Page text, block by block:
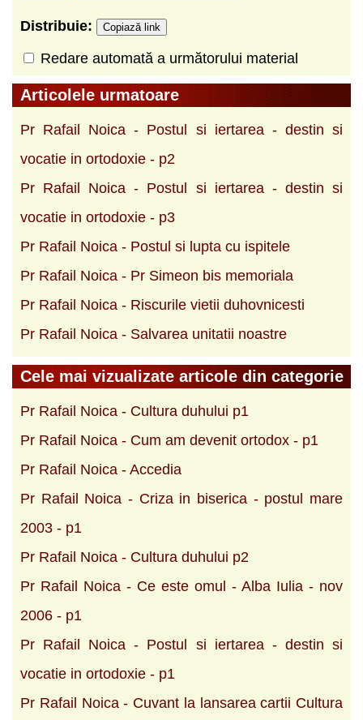
Distribuie: Copiază link
Redare automată a următorului material
Articolele urmatoare
Pr Rafail Noica - Postul si iertarea - destin si
vocatie in ortodoxie - p2
Pr Rafail Noica - Postul si iertarea - destin si
vocatie in ortodoxie - p3
Pr Rafail Noica - Postul si lupta cu ispitele
Pr Rafail Noica - Pr Simeon bis memoriala
Pr Rafail Noica - Riscurile vietii duhovnicesti
Pr Rafail Noica - Salvarea unitatii noastre
Cele mai vizualizate articole din categorie
Pr Rafail Noica - Cultura duhului p1
Pr Rafail Noica - Cum am devenit ortodox - p1
Pr Rafail Noica - Accedia
Pr Rafail Noica - Criza in biserica - postul mare
2003 - p1
Pr Rafail Noica - Cultura duhului p2
Pr Rafail Noica - Ce este omul - Alba Iulia - nov
2006 - p1
Pr Rafail Noica - Postul si iertarea - destin si
vocatie in ortodoxie - p1
Pr Rafail Noica - Cuvant la lansarea cartii Cultura